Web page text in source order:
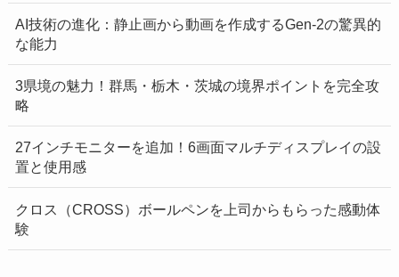
AI技術の進化：静止画から動画を作成するGen-2の驚異的
な能力
3県境の魅力！群馬・栃木・茨城の境界ポイントを完全攻
略
27インチモニターを追加！6画面マルチディスプレイの設
置と使用感
クロス（CROSS）ボールペンを上司からもらった感動体
験